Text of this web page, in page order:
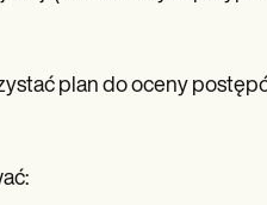
plan do oceny